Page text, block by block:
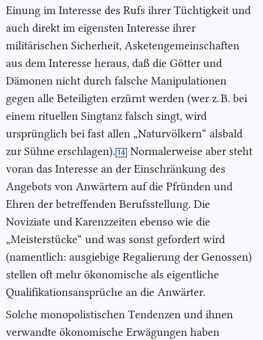
Einung im Interesse des Rufs ihrer Tüchtigkeit und
auch direkt im eigensten Interesse ihrer
militärischen Sicherheit, Asketengemeinschaften
aus dem Interesse heraus, daß die Götter und
Dämonen nicht durch falsche Manipulationen
gegen alle Beteiligten erzürnt werden (wer z. B. bei
einem rituellen Singtanz falsch singt, wird
ursprünglich bei fast allen „Naturvölkern“ alsbald
zur Sühne erschlagen). 14 Normalerweise aber steht
voran das Interesse an der Einschränkung des
Angebots von Anwärtern auf die Pfründen und
Ehren der betreffenden Berufsstellung. Die
Noviziate und Karenzzeiten ebenso wie die
„Meisterstücke“ und was sonst gefordert wird
(namentlich: ausgiebige Regalierung der Genossen)
stellen oft mehr ökonomische als eigentliche
Qualifikationsansprüche an die Anwärter.
Solche monopolistischen Tendenzen und ihnen
verwandte ökonomische Erwägungen haben